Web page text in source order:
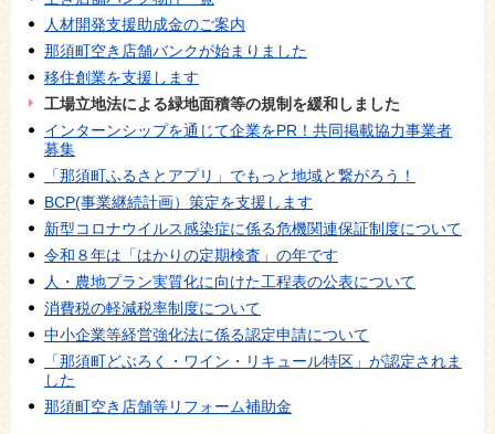
人材開発支援助成金のご案内
那須町空き店舗バンクが始まりました
移住創業を支援します
工場立地法による緑地面積等の規制を緩和しました
インターンシップを通じて企業をPR！共同掲載協力事業者
募集
「那須町ふるさとアプリ」でもっと地域と繋がろう！
BCP(事業継続計画）策定を支援します
新型コロナウイルス感染症に係る危機関連保証制度について
令和８年は「はかりの定期検査」の年です
人・農地プラン実質化に向けた工程表の公表について
消費税の軽減税率制度について
中小企業等経営強化法に係る認定申請について
「那須町どぶろく・ワイン・リキュール特区」が認定されま
した
那須町空き店舗等リフォーム補助金